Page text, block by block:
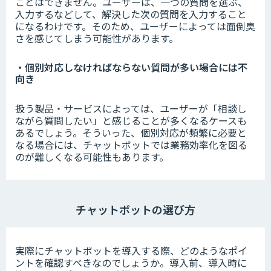
入力するなどして、解決した次の質問を入力すること
になるわけです。そのため、ユーザーによっては面倒臭
さを感じてしまう可能性があります。
・個別対応しなければならない質問が多い場合には不
向き
扱う製品・サービスによっては、ユーザーが「相談し
ながら質問したい」と感じることが多くなるケースも
あるでしょう。そういった、個別対応が頻繁に必要と
なる場合には、チャットボットでは業務効率化を図る
のが難しくなる可能性もあります。
チャットボットの選び方
実際にチャットボットを導入する際、どのようなポイ
ントを確認すべきなのでしょうか。導入前、導入時に